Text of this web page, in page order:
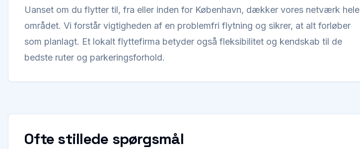
Uanset om du flytter til, fra eller inden for København, dækker vores netværk hele
området. Vi forstår vigtigheden af en problemfri flytning og sikrer, at alt forløber
som planlagt. Et lokalt flyttefirma betyder også fleksibilitet og kendskab til de
bedste ruter og parkeringsforhold.
Ofte stillede spørgsmål